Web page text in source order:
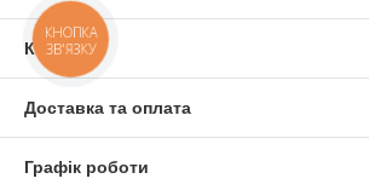
Контакти
Доставка та оплата
Графік роботи
КНОПКА
ЗВ'ЯЗКУ